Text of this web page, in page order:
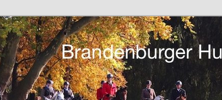
Hunting Club
in Berlin und Brandenburg